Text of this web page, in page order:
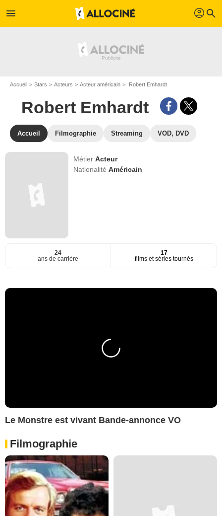
menu profil search
Accueil Stars Acteurs Acteur américain Robert Emhardt
Robert Emhardt
Accueil Filmographie Streaming VOD, DVD
MétierActeur
NationalitéAméricain
24
ans de carrière
17
films et séries tournés
Le Monstre est vivant Bande-annonce VO
Filmographie